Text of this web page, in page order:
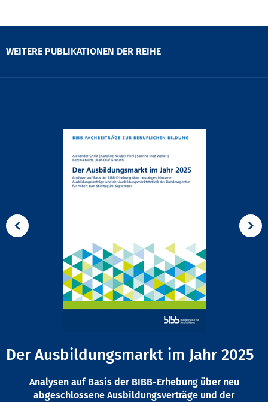
WEITERE PUBLIKATIONEN DER REIHE
Der Ausbildungsmarkt im Jahr 2025
Analysen auf Basis der BIBB-Erhebung über neu
abgeschlossene Ausbildungsverträge und der